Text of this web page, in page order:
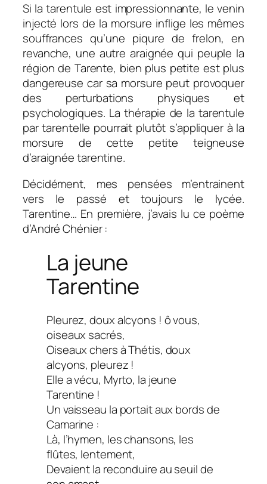
Si la tarentule est impressionnante, le venin
injecté lors de la morsure inflige les mêmes
souffrances qu’une piqure de frelon, en
revanche, une autre araignée qui peuple la
région de Tarente, bien plus petite est plus
dangereuse car sa morsure peut provoquer
des perturbations physiques et
psychologiques. La thérapie de la tarentule
par tarentelle pourrait plutôt s’appliquer à la
morsure de cette petite teigneuse
d’araignée tarentine.
Décidément, mes pensées m’entrainent
vers le passé et toujours le lycée.
Tarentine… En première, j’avais lu ce poème
d’André Chénier :
La jeune
Tarentine
Pleurez, doux alcyons ! ô vous,
oiseaux sacrés,
Oiseaux chers à Thétis, doux
alcyons, pleurez !
Elle a vécu, Myrto, la jeune
Tarentine !
Un vaisseau la portait aux bords de
Camarine :
Là, l’hymen, les chansons, les
flûtes, lentement,
Devaient la reconduire au seuil de